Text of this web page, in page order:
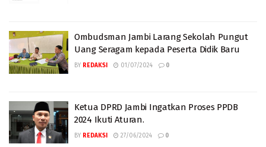
Ombudsman Jambi Larang Sekolah Pungut
Uang Seragam kepada Peserta Didik Baru
BY REDAKSI 01/07/2024 0
Ketua DPRD Jambi Ingatkan Proses PPDB
2024 Ikuti Aturan.
BY REDAKSI 27/06/2024 0